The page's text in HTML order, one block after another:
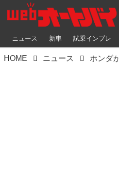
ニュース 新車 試乗インプレ
HOME ニュース